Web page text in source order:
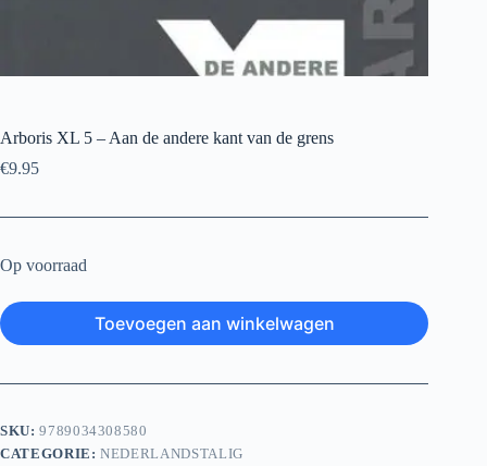
Arboris XL 5 – Aan de andere kant van de grens
€9.95
Op voorraad
Toevoegen aan winkelwagen
SKU:9789034308580
CATEGORIE:NEDERLANDSTALIG